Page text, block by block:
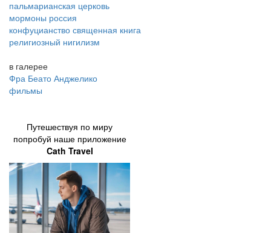
пальмарианская церковь
мормоны россия
конфуцианство священная книга
религиозный нигилизм
в галерее
Фра Беато Анджелико
фильмы
Путешествуя по миру
попробуй наше приложение
Cath Travel